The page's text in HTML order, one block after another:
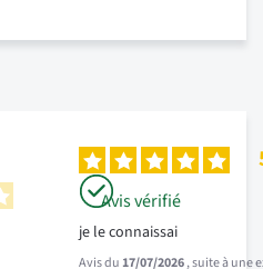
Avis vérifié
je le connaissai
Avis du17/07/2026, suite à une